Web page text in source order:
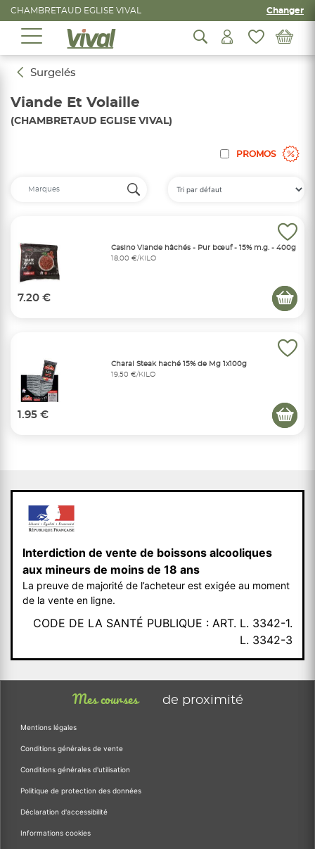
CHAMBRETAUD EGLISE VIVAL Changer
Surgelés
Viande Et Volaille
(CHAMBRETAUD EGLISE VIVAL)
PROMOS
Casino Viande hâchés - Pur bœuf - 15% m.g. - 400g
18,00 €/KILO
7.20 €
Charal Steak haché 15% de Mg 1x100g
19,50 €/KILO
1.95 €
Interdiction de vente de boissons alcooliques
aux mineurs de moins de 18 ans
La preuve de majorité de l’acheteur est exigée au moment
de la vente en ligne.
CODE DE LA SANTÉ PUBLIQUE : ART. L. 3342-1.
L. 3342-3
Mes courses de proximité
Mentions légales
Conditions générales de vente
Conditions générales d'utilisation
Politique de protection des données
Déclaration d'accessibilité
Informations cookies